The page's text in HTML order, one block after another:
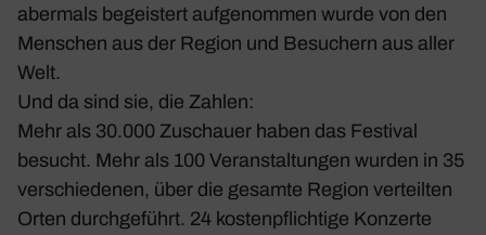
aber­mals begeis­tert aufge­nommen wurde von den
Menschen aus der Region und Besu­chern aus aller
Welt.
Und da sind sie, die Zahlen:
Mehr als 30.000 Zuschauer haben das Festival
besucht. Mehr als 100 Veran­stal­tungen wurden in 35
verschie­denen, über die gesamte Region verteilten
Orten durch­ge­führt. 24 kosten­pflich­tige Konzerte